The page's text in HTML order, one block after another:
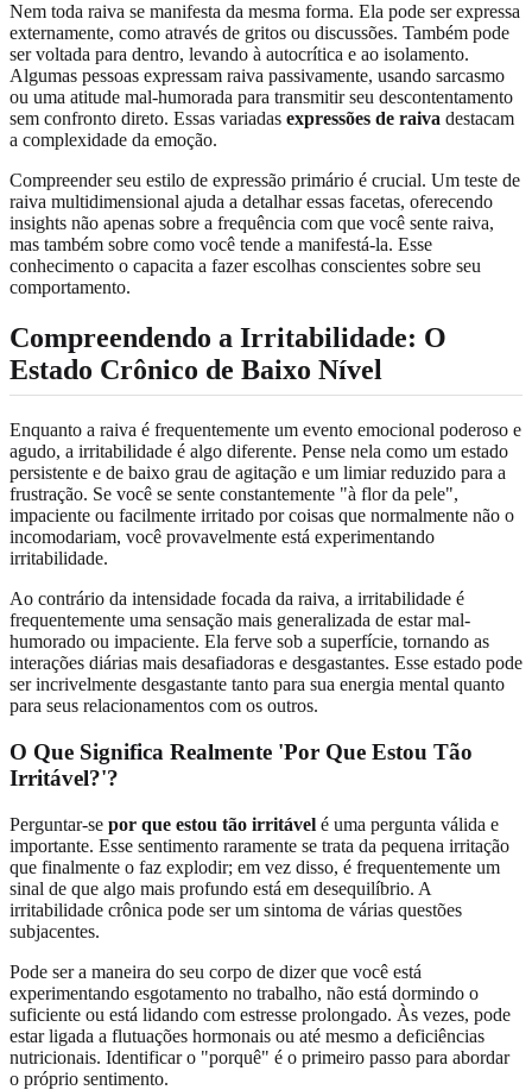
Nem toda raiva se manifesta da mesma forma. Ela pode ser expressa
externamente, como através de gritos ou discussões. Também pode
ser voltada para dentro, levando à autocrítica e ao isolamento.
Algumas pessoas expressam raiva passivamente, usando sarcasmo
ou uma atitude mal-humorada para transmitir seu descontentamento
sem confronto direto. Essas variadas expressões de raiva destacam
a complexidade da emoção.
Compreender seu estilo de expressão primário é crucial. Um teste de
raiva multidimensional ajuda a detalhar essas facetas, oferecendo
insights não apenas sobre a frequência com que você sente raiva,
mas também sobre como você tende a manifestá-la. Esse
conhecimento o capacita a fazer escolhas conscientes sobre seu
comportamento.
Compreendendo a Irritabilidade: O
Estado Crônico de Baixo Nível
Enquanto a raiva é frequentemente um evento emocional poderoso e
agudo, a irritabilidade é algo diferente. Pense nela como um estado
persistente e de baixo grau de agitação e um limiar reduzido para a
frustração. Se você se sente constantemente "à flor da pele",
impaciente ou facilmente irritado por coisas que normalmente não o
incomodariam, você provavelmente está experimentando
irritabilidade.
Ao contrário da intensidade focada da raiva, a irritabilidade é
frequentemente uma sensação mais generalizada de estar mal-
humorado ou impaciente. Ela ferve sob a superfície, tornando as
interações diárias mais desafiadoras e desgastantes. Esse estado pode
ser incrivelmente desgastante tanto para sua energia mental quanto
para seus relacionamentos com os outros.
O Que Significa Realmente 'Por Que Estou Tão
Irritável?'?
Perguntar-se por que estou tão irritável é uma pergunta válida e
importante. Esse sentimento raramente se trata da pequena irritação
que finalmente o faz explodir; em vez disso, é frequentemente um
sinal de que algo mais profundo está em desequilíbrio. A
irritabilidade crônica pode ser um sintoma de várias questões
subjacentes.
Pode ser a maneira do seu corpo de dizer que você está
experimentando esgotamento no trabalho, não está dormindo o
suficiente ou está lidando com estresse prolongado. Às vezes, pode
estar ligada a flutuações hormonais ou até mesmo a deficiências
nutricionais. Identificar o "porquê" é o primeiro passo para abordar
o próprio sentimento.